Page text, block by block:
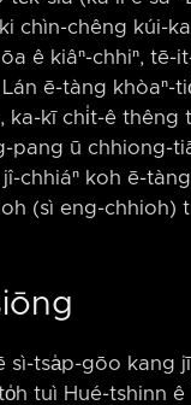
chìn-chêng kúi-
ê kiâⁿ-chhiⁿ, tē-
ē-tàng khòaⁿ-
ka-kī chi̍t-ê thêng
pang ū chhiong-
chhiáⁿ koh ē-
(sì eng-chhioh)
tsa̍p-gōo kang
tuì Hué-tshinn